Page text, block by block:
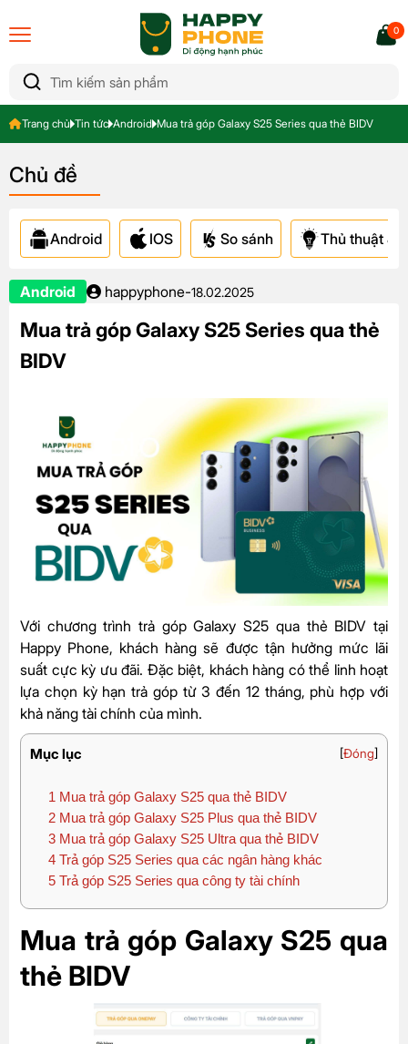
0
Trang chủ Tin tức Android Mua trả góp Galaxy S25 Series qua thẻ BIDV
Chủ đề
Android IOS So sánh Thủ thuật &
Android happyphone-18.02.2025
Mua trả góp Galaxy S25 Series qua thẻ
BIDV
Với chương trình trả góp Galaxy S25 qua thẻ BIDV tại
Happy Phone, khách hàng sẽ được tận hưởng mức lãi
suất cực kỳ ưu đãi. Đặc biệt, khách hàng có thể linh hoạt
lựa chọn kỳ hạn trả góp từ 3 đến 12 tháng, phù hợp với
khả năng tài chính của mình.
Mục lục [Đóng]
1 Mua trả góp Galaxy S25 qua thẻ BIDV
2 Mua trả góp Galaxy S25 Plus qua thẻ BIDV
3 Mua trả góp Galaxy S25 Ultra qua thẻ BIDV
4 Trả góp S25 Series qua các ngân hàng khác
5 Trả góp S25 Series qua công ty tài chính
Mua trả góp Galaxy S25 qua
thẻ BIDV